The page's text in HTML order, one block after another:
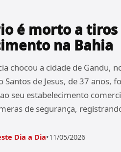
é morto a
na Bahia
chocou a cidade de Gandu,
Santos de Jesus, de 37
seu estabelecimento
de segurança,
Dia a Dia•11/05/2026